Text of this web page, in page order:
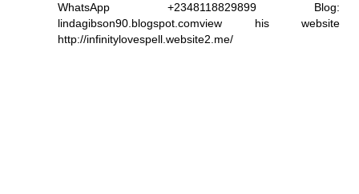
WhatsApp +2348118829899 Blog:
lindagibson90.blogspot.comview his website
http://infinitylovespell.website2.me/